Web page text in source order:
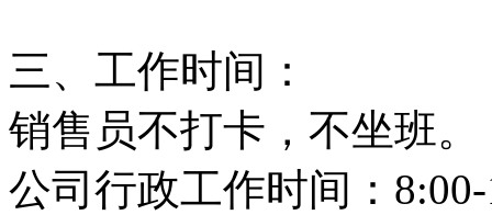
三、工作时间：
销售员不打卡，不坐班。
公司行政工作时间：